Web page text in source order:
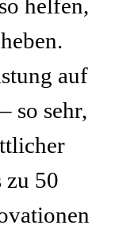
helfen,
auf
so sehr,
zu 50